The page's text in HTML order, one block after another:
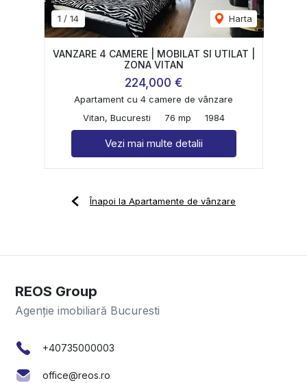
1 / 14 Harta
VANZARE 4 CAMERE | MOBILAT SI UTILAT |
ZONA VITAN
224,000 €
Apartament cu 4 camere de vânzare
Vitan, Bucuresti
76 mp 1984
Vezi mai multe detalii
Înapoi la Apartamente de vânzare
REOS Group
Agenție imobiliară Bucuresti
+40735000003
office@reos.ro